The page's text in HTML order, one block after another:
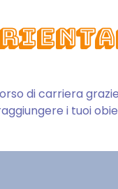
di carriera
i tuoi